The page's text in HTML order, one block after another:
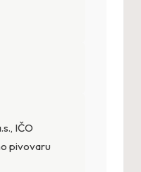
IČO
pivovaru